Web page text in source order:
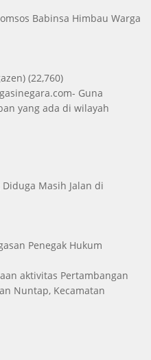
Babinsa Himbau Warga
(22,760)
Guna
yang ada di wilayah
Masih Jalan di
Penegak Hukum
aktivitas Pertambangan
Nuntap, Kecamatan